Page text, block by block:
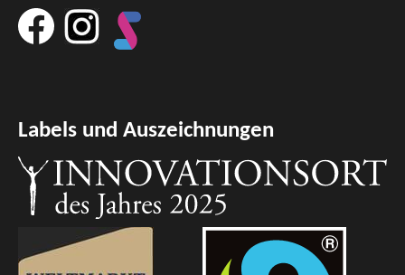
Labels und Auszeichnungen